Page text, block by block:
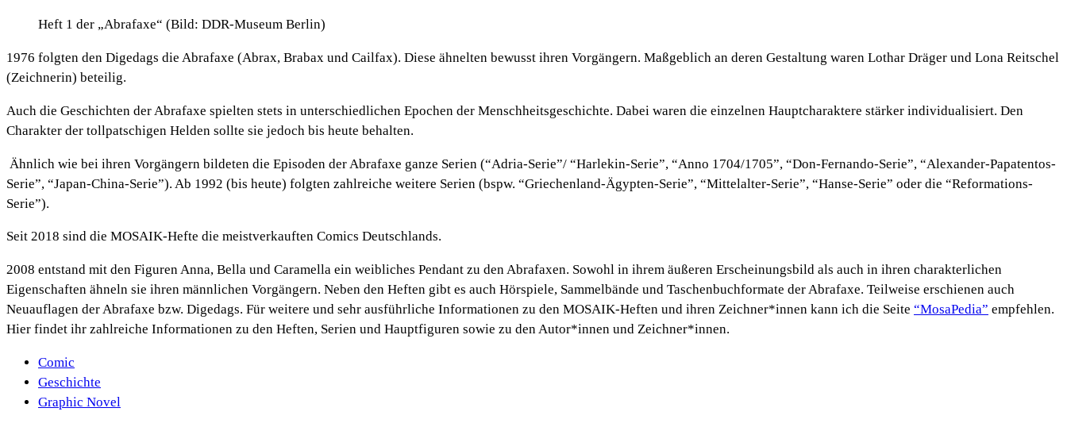
Heft 1 der „Abrafaxe“ (Bild: DDR-Museum Berlin)
1976 folgten den Digedags die Abrafaxe (Abrax, Brabax und Cailfax). Diese ähnelten bewusst ihren Vorgängern. Maßgeblich an deren Gestaltung waren Lothar Dräger und Lona Reitschel
(Zeichnerin) beteilig.
Auch die Geschichten der Abrafaxe spielten stets in unterschiedlichen Epochen der Menschheitsgeschichte. Dabei waren die einzelnen Hauptcharaktere stärker individualisiert. Den
Charakter der tollpatschigen Helden sollte sie jedoch bis heute behalten.
Ähnlich wie bei ihren Vorgängern bildeten die Episoden der Abrafaxe ganze Serien (“Adria-Serie”/ “Harlekin-Serie”, “Anno 1704/1705”, “Don-Fernando-Serie”, “Alexander-Papatentos-
Serie”, “Japan-China-Serie”). Ab 1992 (bis heute) folgten zahlreiche weitere Serien (bspw. “Griechenland-Ägypten-Serie”, “Mittelalter-Serie”, “Hanse-Serie” oder die “Reformations-
Serie”).
Seit 2018 sind die MOSAIK-Hefte die meistverkauften Comics Deutschlands.
2008 entstand mit den Figuren Anna, Bella und Caramella ein weibliches Pendant zu den Abrafaxen. Sowohl in ihrem äußeren Erscheinungsbild als auch in ihren charakterlichen
Eigenschaften ähneln sie ihren männlichen Vorgängern. Neben den Heften gibt es auch Hörspiele, Sammelbände und Taschenbuchformate der Abrafaxe. Teilweise erschienen auch
Neuauflagen der Abrafaxe bzw. Digedags. Für weitere und sehr ausführliche Informationen zu den MOSAIK-Heften und ihren Zeichner*innen kann ich die Seite “MosaPedia” empfehlen.
Hier findet ihr zahlreiche Informationen zu den Heften, Serien und Hauptfiguren sowie zu den Autor*innen und Zeichner*innen.
Comic
Geschichte
Graphic Novel